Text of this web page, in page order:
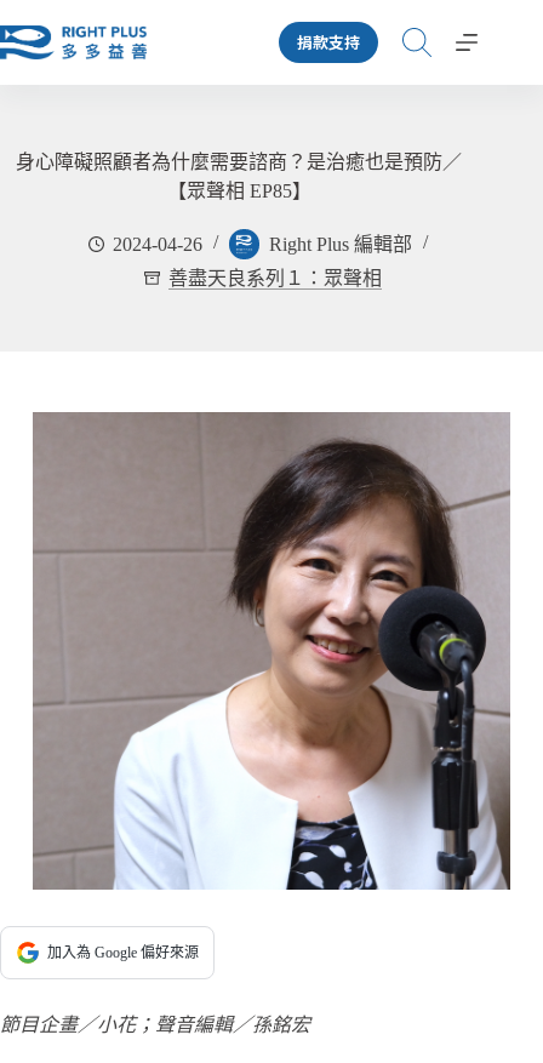
至
容
捐款支持
身心障礙照顧者為什麼需要諮商？是治癒也是預防／
【眾聲相 EP85】
2024-04-26
Right Plus 編輯部
善盡天良系列１：眾聲相
加入為 Google 偏好來源
節目企畫／小花；聲音編輯／孫銘宏